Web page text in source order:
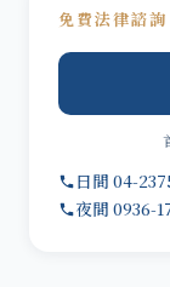
免費法律諮詢
日間 04-
夜間 0936-